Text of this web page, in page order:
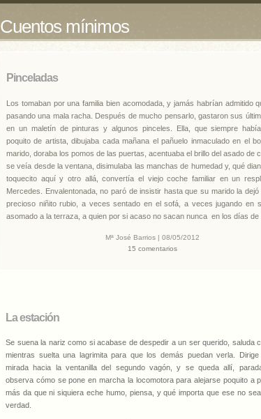
Cuentos mínimos
Pinceladas
Los tomaban por una familia bien acomodada, y jamás habrían admitido
pasando una mala racha. Después de mucho pensarlo, gastaron sus
en un maletín de pinturas y algunos pinceles. Ella, que siempre
poquito de artista, dibujaba cada mañana el pañuelo inmaculado en el
marido, doraba los pomos de las puertas, acentuaba el brillo del asado de
se veía desde la ventana, disimulaba las manchas de humedad y, qué
toquecito aquí y otro allá, convertía el viejo coche familiar en un
Mercedes. Envalentonada, no paró de insistir hasta que su marido la
precioso niñito rubio, a veces sentado en el sofá, a veces jugando en
asomado a la terraza, a quien por si acaso no sacan nunca en los días de
Mª José Barrios | 08/05/2012
15 comentarios
La estación
Se suena la nariz como si acabase de despedir a un ser querido, saluda
mientras suelta una lagrimita para que los demás puedan verla. Dirige
mirada hacia la ventanilla del segundo vagón, y se queda allí,
observa cómo se pone en marcha la locomotora para alejarse poquito a
más da que ni siquiera eche humo, piensa, y qué importa que ese no
verdad.